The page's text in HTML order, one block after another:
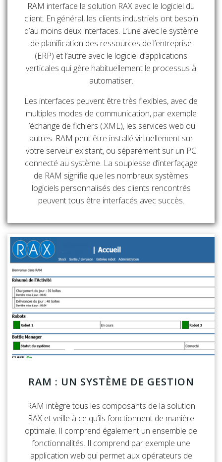
RAM interface la solution RAX avec le logiciel du
client. En général, les clients industriels ont besoin
d’au moins deux interfaces. L’une avec le système
de planification des ressources de l’entreprise
(ERP) et l’autre avec le logiciel d’applications
verticales qui gère habituellement le processus à
automatiser.
Les interfaces peuvent être très flexibles, avec de
multiples modes de communication, par exemple
l’échange de fichiers (.XML), les services web ou
autres. RAM peut être installé virtuellement sur
votre serveur existant, ou séparément sur un PC
connecté au système. La souplesse d’interfaçage
de RAM signifie que les nombreux systèmes
logiciels personnalisés des clients rencontrés
peuvent tous être interfacés avec succès.
RAM : UN SYSTÈME DE GESTION
RAM intègre tous les composants de la solution
RAX et veille à ce qu’ils fonctionnent de manière
optimale. Il comprend également un ensemble de
fonctionnalités. Il comprend par exemple une
application web qui permet aux opérateurs de